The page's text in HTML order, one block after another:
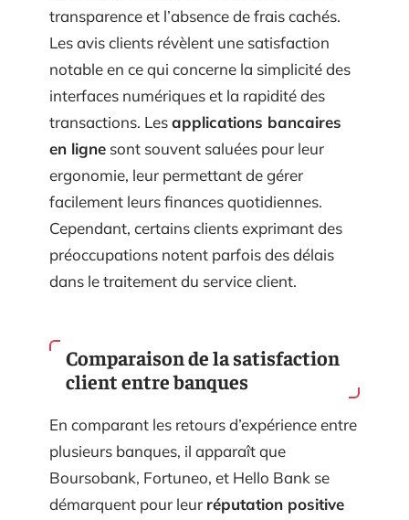
transparence et l’absence de frais cachés.
Les avis clients révèlent une satisfaction
notable en ce qui concerne la simplicité des
interfaces numériques et la rapidité des
transactions. Lesapplications bancaires
en ligne sont souvent saluées pour leur
ergonomie, leur permettant de gérer
facilement leurs finances quotidiennes.
Cependant, certains clients exprimant des
préoccupations notent parfois des délais
dans le traitement du service client.
Comparaison de la satisfaction
client entre banques
En comparant les retours d’expérience entre
plusieurs banques, il apparaît que
Boursobank, Fortuneo, et Hello Bank se
démarquent pour leur réputation positive